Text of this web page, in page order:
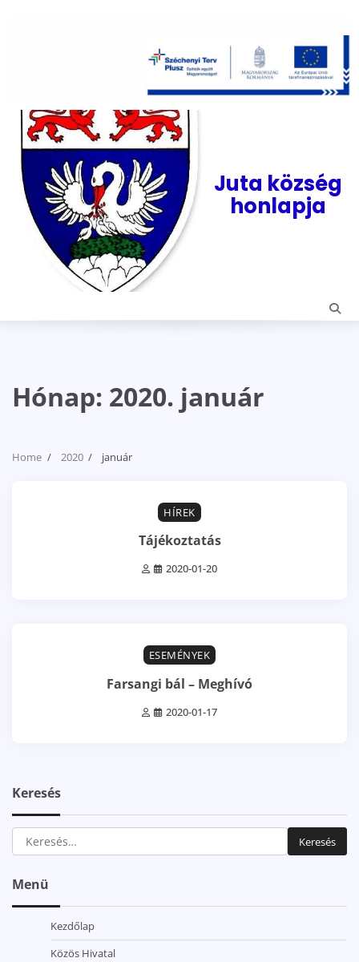
content
Juta község
honlapja
Hónap: 2020. január
Home 2020 január
HÍREK
Tájékoztatás
2020-01-20
ESEMÉNYEK
Farsangi bál – Meghívó
2020-01-17
Keresés
Keresés:
Menü
Kezdőlap
Közös Hivatal